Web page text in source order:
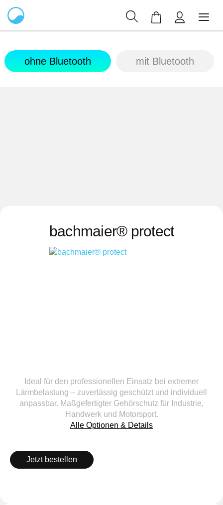
Mein
ohne Bluetooth mit Bluetooth
bachmaier® protect
Ideal für den professionellen Einsatz bei extremer
Lärmbelastung – zuverlässig geschützt und individuell
anpassbar. Maßgefertigter Gehörschutz für Industrie,
Handwerk und Motorsport.
Alle Optionen & Details
Jetzt bestellen